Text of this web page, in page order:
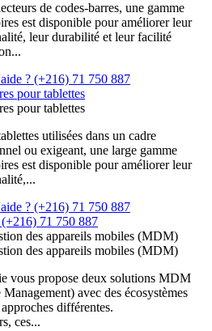
de codes-barres, une gamme
est disponible pour améliorer leur
leur durabilité et leur facilité
? (+216) 71 750 887
pour tablettes
pour tablettes
utilisées dans un cadre
ou exigeant, une large gamme
est disponible pour améliorer leur
? (+216) 71 750 887
71 750 887
des appareils mobiles (MDM)
des appareils mobiles (MDM)
vous propose deux solutions MDM
avec des écosystèmes
différentes.
ces...